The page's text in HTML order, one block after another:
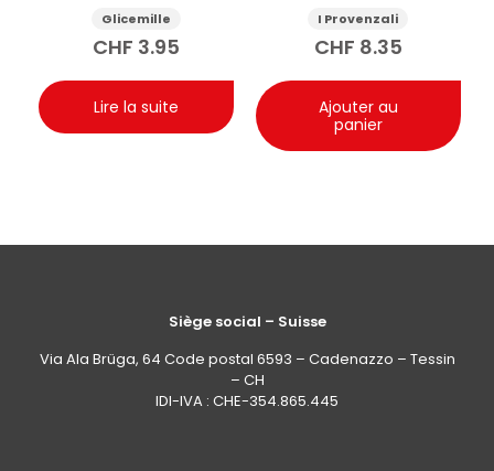
antibactérienne pour
les mains avec
Glicemille
CHF 3.95
Lire la suite
bio 400ml
I Provenzali
CHF 8.35
Ajouter au
panier
Siège social – Suisse
Via Ala Brüga, 64 Code postal 6593 – Cadenazzo – Tessin
– CH
IDI-IVA : CHE-354.865.445